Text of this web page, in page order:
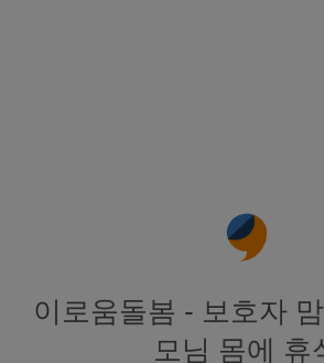
이로움돌봄 - 보호자
모님 몸에 휴